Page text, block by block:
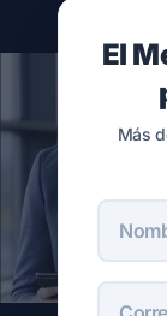
El
Más